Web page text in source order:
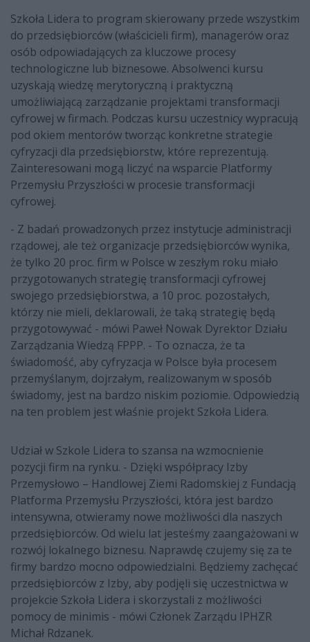
Szkoła Lidera to program skierowany przede wszystkim
do przedsiębiorców (właścicieli firm), managerów oraz
osób odpowiadających za kluczowe procesy
technologiczne lub biznesowe. Absolwenci kursu
uzyskają wiedzę merytoryczną i praktyczną
umożliwiającą zarządzanie projektami transformacji
cyfrowej w firmach. Podczas kursu uczestnicy wypracują
pod okiem mentorów tworząc konkretne strategie
cyfryzacji dla przedsiębiorstw, które reprezentują.
Zainteresowani mogą liczyć na wsparcie Platformy
Przemysłu Przyszłości w procesie transformacji
cyfrowej.
- Z badań prowadzonych przez instytucje administracji
rządowej, ale też organizacje przedsiębiorców wynika,
że tylko 20 proc. firm w Polsce w zeszłym roku miało
przygotowanych strategię transformacji cyfrowej
swojego przedsiębiorstwa, a 10 proc. pozostałych,
którzy nie mieli, deklarowali, że taką strategię będą
przygotowywać - mówi Paweł Nowak Dyrektor Działu
Zarządzania Wiedzą FPPP. - To oznacza, że ta
świadomość, aby cyfryzacja w Polsce była procesem
przemyślanym, dojrzałym, realizowanym w sposób
świadomy, jest na bardzo niskim poziomie. Odpowiedzią
na ten problem jest właśnie projekt Szkoła Lidera.
Udział w Szkole Lidera to szansa na wzmocnienie
pozycji firm na rynku. - Dzięki współpracy Izby
Przemysłowo – Handlowej Ziemi Radomskiej z Fundacją
Platforma Przemysłu Przyszłości, która jest bardzo
intensywna, otwieramy nowe możliwości dla naszych
przedsiębiorców. Od wielu lat jesteśmy zaangażowani w
rozwój lokalnego biznesu. Naprawdę czujemy się za te
firmy bardzo mocno odpowiedzialni. Będziemy zachęcać
przedsiębiorców z Izby, aby podjęli się uczestnictwa w
projekcie Szkoła Lidera i skorzystali z możliwości
pomocy de minimis - mówi Członek Zarządu IPHZR
Michał Rdzanek.